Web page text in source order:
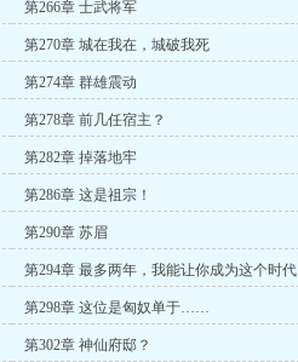
第266章 士武将军
第270章 城在我在，城破我死
第274章 群雄震动
第278章 前几任宿主？
第282章 掉落地牢
第286章 这是祖宗！
第290章 苏眉
第294章 最多两年，我能让你成为这个时代
的神匠！
第298章 这位是匈奴单于……
第302章 神仙府邸？